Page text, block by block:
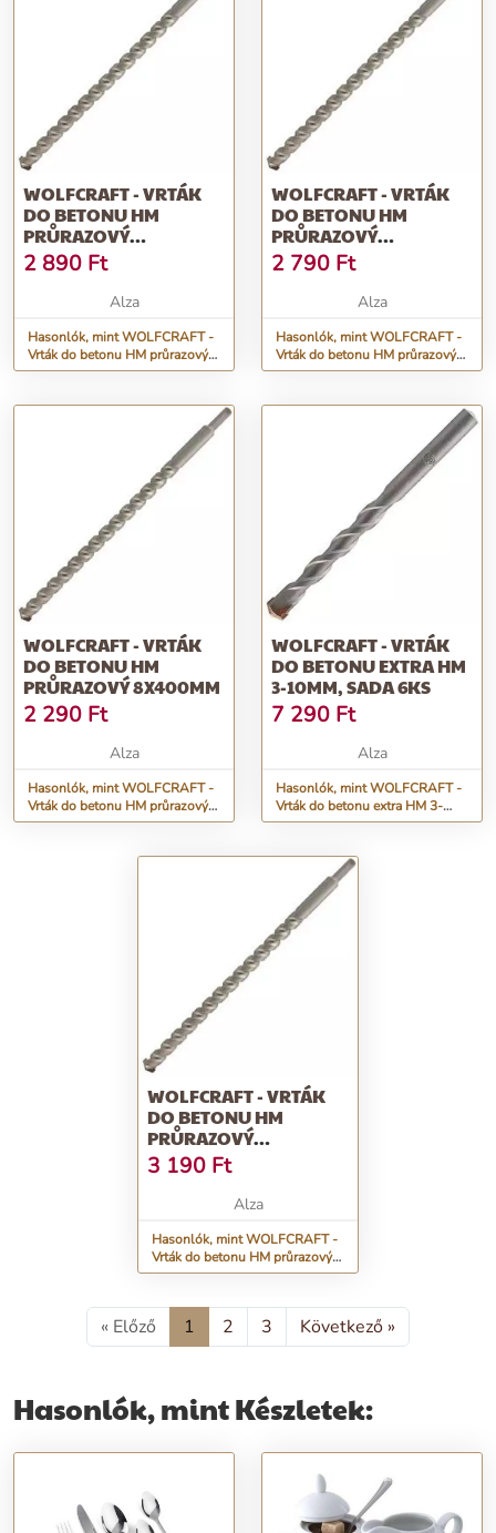
WOLFCRAFT - VRTÁK
DO BETONU HM
PRŮRAZOVÝ
12X400MM
2 890 Ft
Alza
Hasonlók, mint WOLFCRAFT -
Vrták do betonu HM průrazový
12x400mm
WOLFCRAFT - VRTÁK
DO BETONU HM
PRŮRAZOVÝ
10X400MM
2 790 Ft
Alza
Hasonlók, mint WOLFCRAFT -
Vrták do betonu HM průrazový
10x400mm
WOLFCRAFT - VRTÁK
DO BETONU HM
PRŮRAZOVÝ 8X400MM
2 290 Ft
Alza
Hasonlók, mint WOLFCRAFT -
Vrták do betonu HM průrazový
8x400mm
WOLFCRAFT - VRTÁK
DO BETONU EXTRA HM
3-10MM, SADA 6KS
7 290 Ft
Alza
Hasonlók, mint WOLFCRAFT -
Vrták do betonu extra HM 3-
10mm, sada 6ks
WOLFCRAFT - VRTÁK
DO BETONU HM
PRŮRAZOVÝ
14X400MM
3 190 Ft
Alza
Hasonlók, mint WOLFCRAFT -
Vrták do betonu HM průrazový
14x400mm
« Előző 1 2 3 Következő »
Hasonlók, mint Készletek: